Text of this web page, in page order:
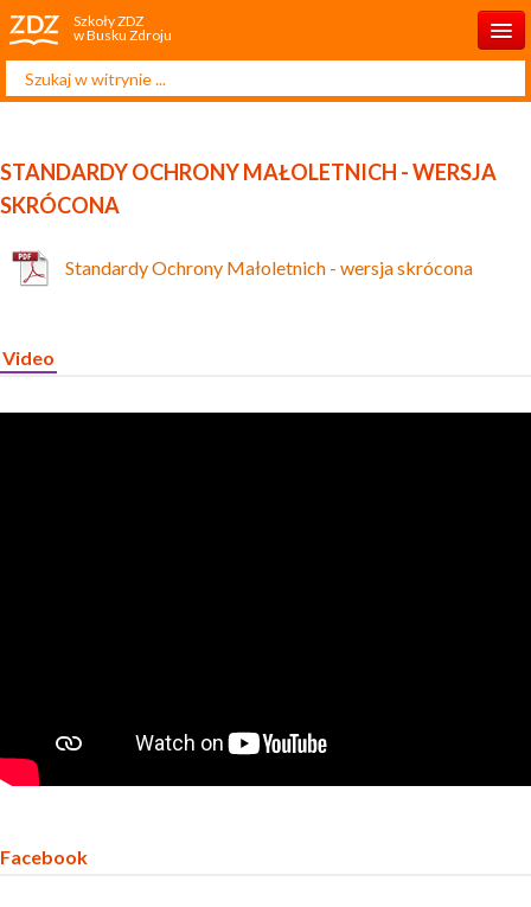
Szkoły ZDZ
w Busku Zdroju
Start
Rekrutacja 2025/2026
Projekty unijne
Szukaj...
STANDARDY OCHRONY MAŁOLETNICH - WERSJA
SKRÓCONA
Standardy Ochrony Małoletnich - wersja skrócona
Video
Facebook